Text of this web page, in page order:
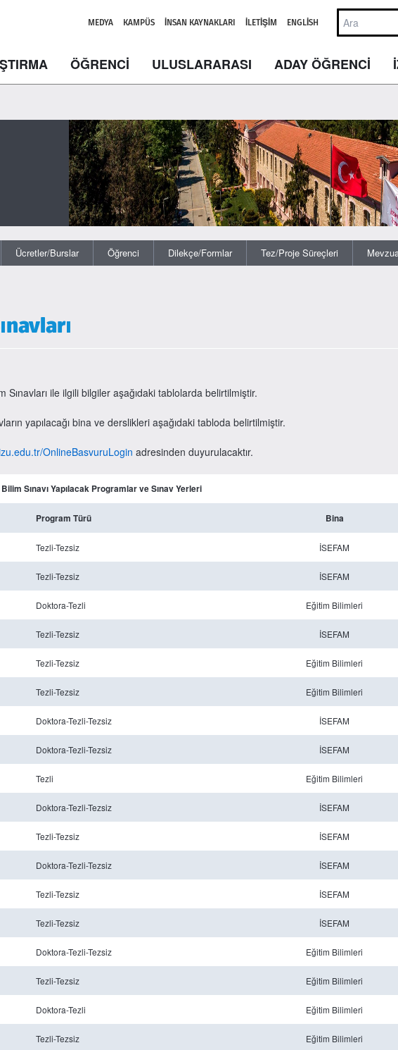
MEDYA KAMPÜS İNSAN KAYNAKLARI İLETIŞIM ENGLISH
ÖĞRENCİ ULUSLARARASI ADAY ÖĞRENCİ
Ücretler/Burslar Öğrenci Dilekçe/Formlar Tez/Proje Süreçleri
ile ilgili bilgiler aşağıdaki tablolarda belirtilmiştir.
yapılacağı bina ve derslikleri aşağıdaki tabloda belirtilmiştir.
OnlineBasvuruLogin adresinden duyurulacaktır.
Bilim Sınavı Yapılacak Programlar ve Sınav Yerleri
Program Türü Bina
Tezli-Tezsiz İSEFAM
Tezli-Tezsiz İSEFAM
Doktora-Tezli Eğitim Bilimleri
Tezli-Tezsiz İSEFAM
Tezli-Tezsiz Eğitim Bilimleri
Tezli-Tezsiz Eğitim Bilimleri
Doktora-Tezli-Tezsiz İSEFAM
Doktora-Tezli-Tezsiz İSEFAM
Tezli Eğitim Bilimleri
Doktora-Tezli-Tezsiz İSEFAM
Tezli-Tezsiz İSEFAM
Doktora-Tezli-Tezsiz İSEFAM
Tezli-Tezsiz İSEFAM
Tezli-Tezsiz İSEFAM
Doktora-Tezli-Tezsiz Eğitim Bilimleri
Tezli-Tezsiz Eğitim Bilimleri
Doktora-Tezli Eğitim Bilimleri
Tezli-Tezsiz Eğitim Bilimleri